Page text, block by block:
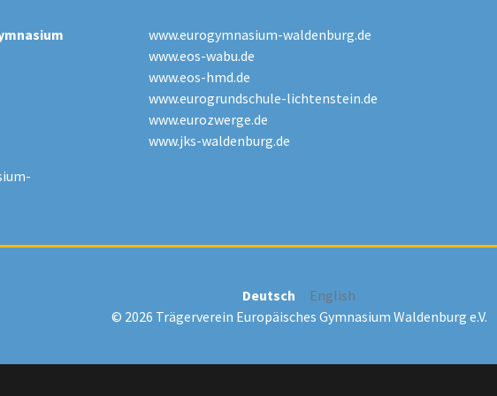
www.eurogymnasium-waldenburg.de
www.eos-wabu.de
www.eos-hmd.de
www.eurogrundschule-lichtenstein.de
www.eurozwerge.de
www.jks-waldenburg.de
Deutsch
English
© 2026 Trägerverein Europäisches Gymnasium Waldenburg e.V.